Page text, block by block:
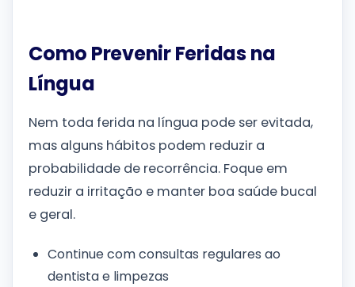
Como Prevenir Feridas na
Língua
Nem toda ferida na língua pode ser evitada,
mas alguns hábitos podem reduzir a
probabilidade de recorrência. Foque em
reduzir a irritação e manter boa saúde bucal
e geral.
Continue com consultas regulares ao
dentista e limpezas